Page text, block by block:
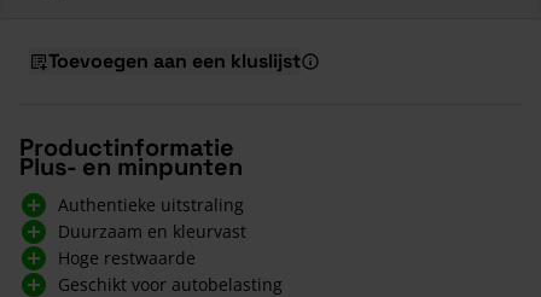
Toevoegen aan een kluslijst
Productinformatie
Plus- en minpunten
Authentieke uitstraling
Duurzaam en kleurvast
Hoge restwaarde
Geschikt voor autobelasting